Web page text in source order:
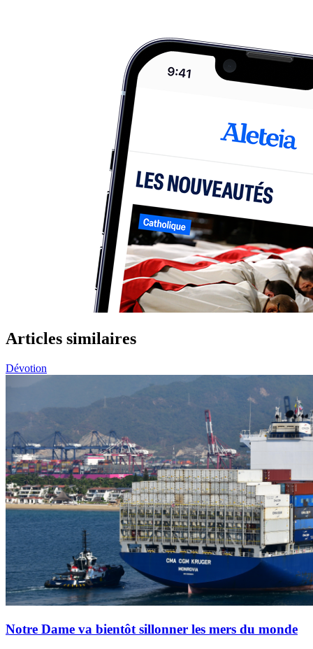
Articles similaires
Dévotion
Notre Dame va bientôt sillonner les mers du monde